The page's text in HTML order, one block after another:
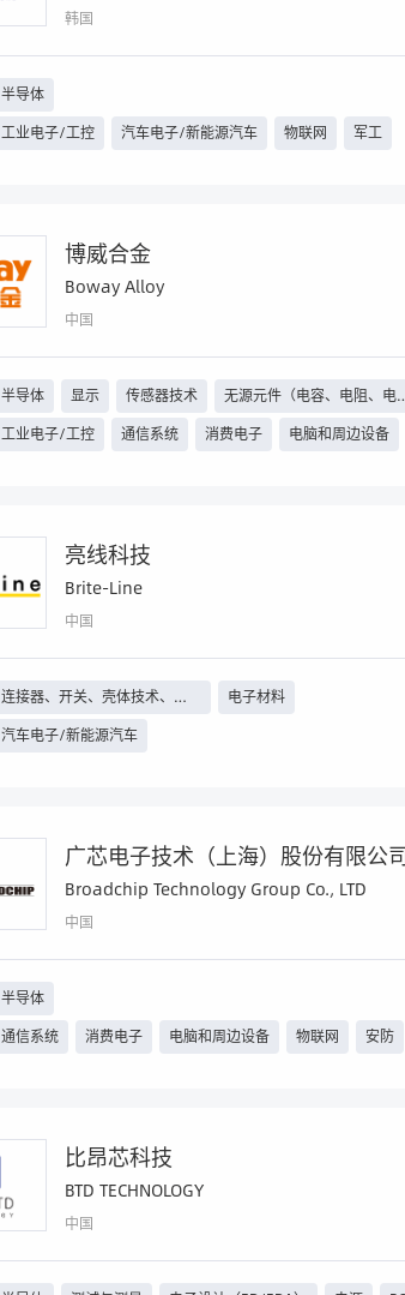
韩国
半导体
工业电子/工控 汽车电子/新能源汽车 物联网 军工
博威合金
Boway Alloy
中国
半导体 显示 传感器技术
无源元件（电容、电阻、电
PCB、其他电路载体
组件及子系统 汽车电子及测试
工业电子/工控 通信系统 消费电子 电脑和周边设备
亮线科技
Brite-Line
中国
连接器、开关、壳体技术、线
束线缆等
电子材料
汽车电子/新能源汽车
广芯电子技术（上海）股份有限公
Broadchip Technology Group Co., LTD
中国
半导体
通信系统 消费电子 电脑和周边设备 物联网 安防
比昂芯科技
BTD TECHNOLOGY
中国